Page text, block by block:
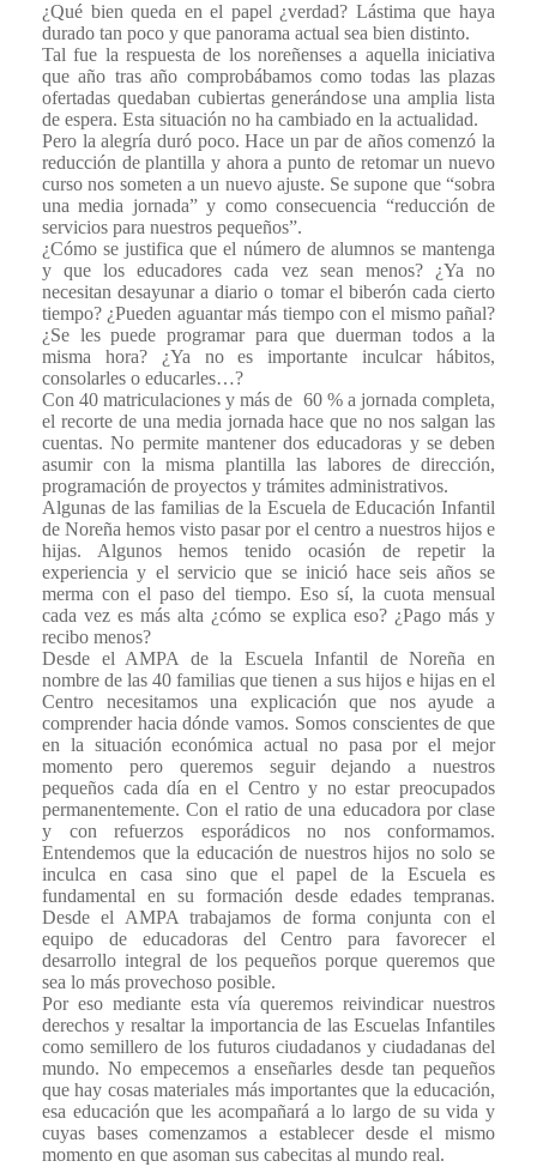
¿Qué bien queda en el papel ¿verdad? Lástima que haya
durado tan poco y que panorama actual sea bien distinto.
Tal fue la respuesta de los noreñenses a aquella iniciativa
que año tras año comprobábamos como todas las plazas
ofertadas quedaban cubiertas generándose una amplia lista
de espera. Esta situación no ha cambiado en la actualidad.
Pero la alegría duró poco. Hace un par de años comenzó la
reducción de plantilla y ahora a punto de retomar un nuevo
curso nos someten a un nuevo ajuste. Se supone que “sobra
una media jornada” y como consecuencia “reducción de
servicios para nuestros pequeños”.
¿Cómo se justifica que el número de alumnos se mantenga
y que los educadores cada vez sean menos? ¿Ya no
necesitan desayunar a diario o tomar el biberón cada cierto
tiempo? ¿Pueden aguantar más tiempo con el mismo pañal?
¿Se les puede programar para que duerman todos a la
misma hora? ¿Ya no es importante inculcar hábitos,
consolarles o educarles…?
Con 40 matriculaciones y más de 60 % a jornada completa,
el recorte de una media jornada hace que no nos salgan las
cuentas. No permite mantener dos educadoras y se deben
asumir con la misma plantilla las labores de dirección,
programación de proyectos y trámites administrativos.
Algunas de las familias de la Escuela de Educación Infantil
de Noreña hemos visto pasar por el centro a nuestros hijos e
hijas. Algunos hemos tenido ocasión de repetir la
experiencia y el servicio que se inició hace seis años se
merma con el paso del tiempo. Eso sí, la cuota mensual
cada vez es más alta ¿cómo se explica eso? ¿Pago más y
recibo menos?
Desde el AMPA de la Escuela Infantil de Noreña en
nombre de las 40 familias que tienen a sus hijos e hijas en el
Centro necesitamos una explicación que nos ayude a
comprender hacia dónde vamos. Somos conscientes de que
en la situación económica actual no pasa por el mejor
momento pero queremos seguir dejando a nuestros
pequeños cada día en el Centro y no estar preocupados
permanentemente. Con el ratio de una educadora por clase
y con refuerzos esporádicos no nos conformamos.
Entendemos que la educación de nuestros hijos no solo se
inculca en casa sino que el papel de la Escuela es
fundamental en su formación desde edades tempranas.
Desde el AMPA trabajamos de forma conjunta con el
equipo de educadoras del Centro para favorecer el
desarrollo integral de los pequeños porque queremos que
sea lo más provechoso posible.
Por eso mediante esta vía queremos reivindicar nuestros
derechos y resaltar la importancia de las Escuelas Infantiles
como semillero de los futuros ciudadanos y ciudadanas del
mundo. No empecemos a enseñarles desde tan pequeños
que hay cosas materiales más importantes que la educación,
esa educación que les acompañará a lo largo de su vida y
cuyas bases comenzamos a establecer desde el mismo
momento en que asoman sus cabecitas al mundo real.